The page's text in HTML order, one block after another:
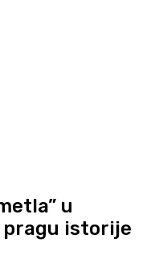
u
pragu istorije